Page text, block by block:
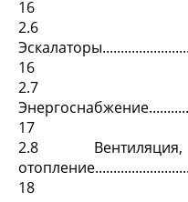
16
2.6
16
2.7
17
2.8
18